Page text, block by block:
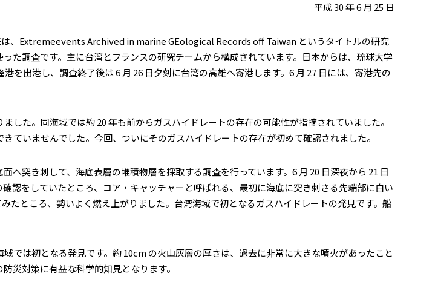
平成 30 年 6 月 25 日
は、Extremeevents Archived in marine GEological Records off Taiwan というタイトルの研究
た調査です。主に台湾とフランスの研究チームから構成されています。日本からは、琉球大学
を出港し、調査終了後は 6 月 26 日夕刻に台湾の高雄へ寄港します。6 月 27 日には、寄港先の
た。同海域では約 20 年も前からガスハイドレートの存在の可能性が指摘されていました。
ていませんでした。今回、ついにそのガスハイドレートの存在が初めて確認されました。
突き刺して、海底表層の堆積物層を採取する調査を行っています。6 月 20 日深夜から 21 日
認をしていたところ、コア・キャッチャーと呼ばれる、最初に海底に突き刺さる先端部に白い
たところ、勢いよく燃え上がりました。台湾海域で初となるガスハイドレートの発見です。船
では初となる発見です。約 10cm の火山灰層の厚さは、過去に非常に大きな噴火があったこと
災対策に有益な科学的知見となります。